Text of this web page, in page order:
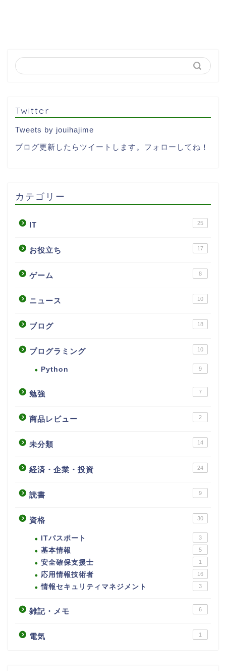
Twitter
Tweets by jouihajime
ブログ更新したらツイートします。フォローしてね！
カテゴリー
IT 25
お役立ち 17
ゲーム 8
ニュース 10
ブログ 18
プログラミング 10
Python 9
勉強 7
商品レビュー 2
未分類 14
経済・企業・投資 24
読書 9
資格 30
ITパスポート 3
基本情報 5
安全確保支援士 1
応用情報技術者 16
情報セキュリティマネジメント 3
雑記・メモ 6
電気 1